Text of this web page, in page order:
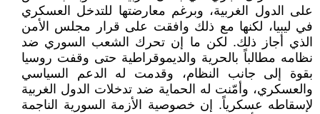
على الدول الغربية، وبرغم معارضتها للتدخل العسكري
في ليبيا، لكنها مع ذلك وافقت على قرار مجلس الأمن
الذي أجاز ذلك. لكن ما إن تحرك الشعب السوري ضد
نظامه مطالباً بالحرية والديموقراطية حتى وقفت روسيا
بقوة إلى جانب النظام، وقدمت له الدعم السياسي
والعسكري، وأمّنت له الحماية ضد تدخلات الدول الغربية
لإسقاطه عسكرياً. إن خصوصية الأزمة السورية الناجمة